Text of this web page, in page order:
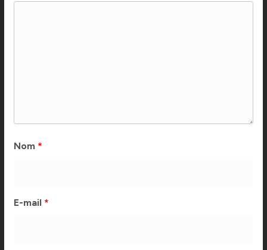
Nom *
E-mail *